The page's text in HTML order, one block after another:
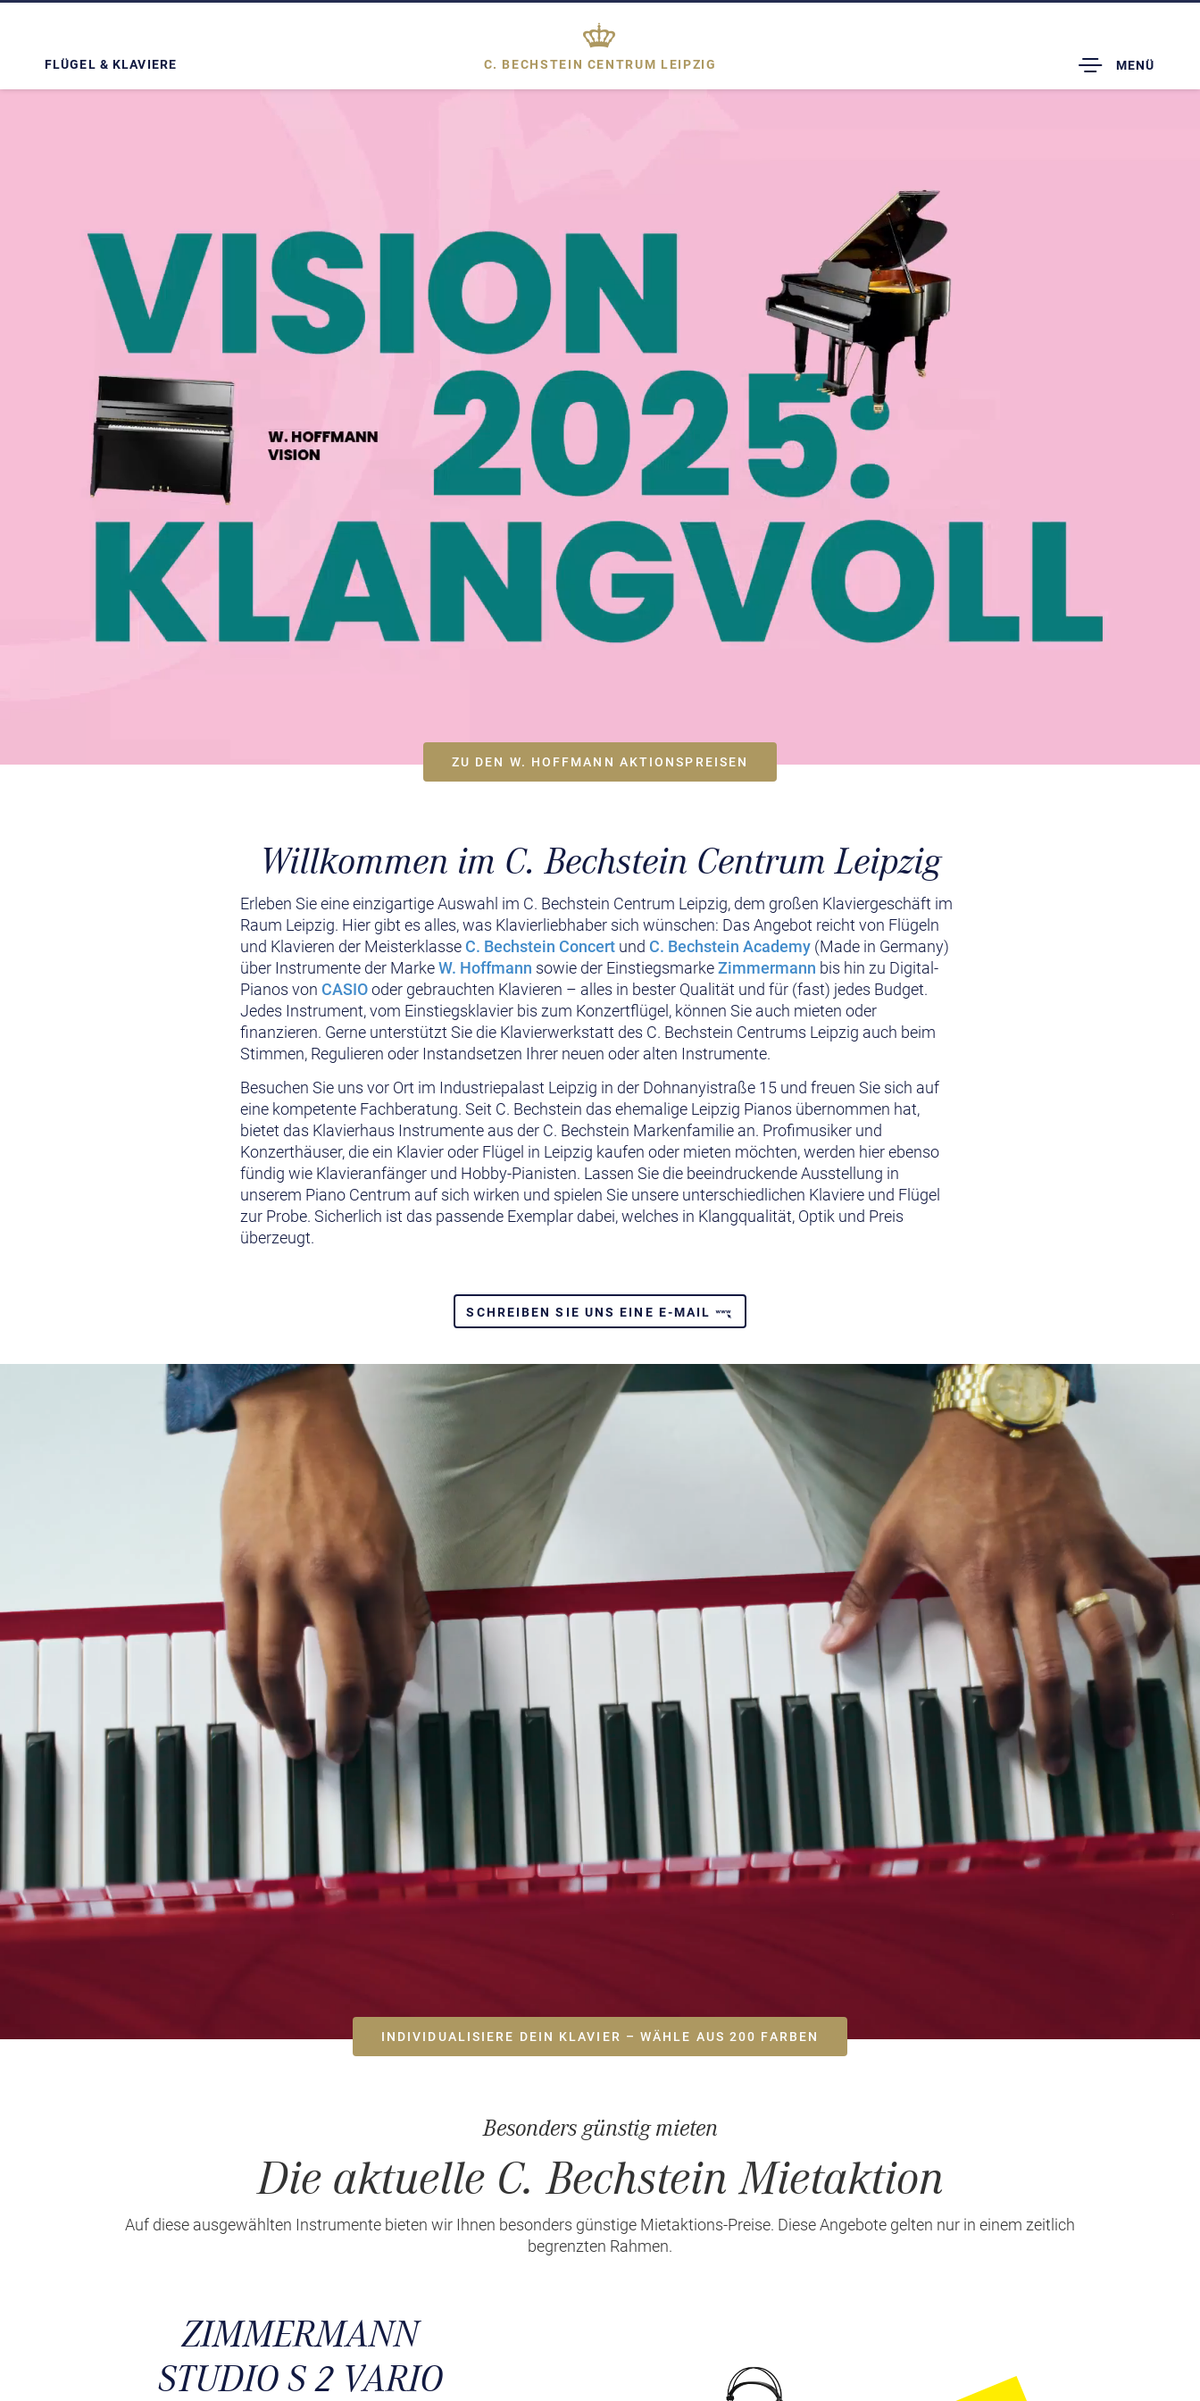
FLÜGEL & KLAVIERE C. BECHSTEIN CENTRUM LEIPZIG
TOGGLE
DROPDOWN
MENÜ
ZU DEN W. HOFFMANN AKTIONSPREISEN
Willkommen im C. Bechstein Centrum Leipzig
Erleben Sie eine einzigartige Auswahl im C. Bechstein Centrum Leipzig, dem großen Klaviergeschäft im
Raum Leipzig. Hier gibt es alles, was Klavierliebhaber sich wünschen: Das Angebot reicht von Flügeln
und Klavieren der Meisterklasse C. Bechstein Concertund C. Bechstein Academy(Made in Germany)
über Instrumente der MarkeW. Hoffmann sowie der EinstiegsmarkeZimmermann bis hin zu Digital-
Pianos von CASIOoder gebrauchten Klavieren – alles in bester Qualität und für (fast) jedes Budget.
Jedes Instrument, vom Einstiegsklavier bis zum Konzertflügel, können Sie auch mieten oder
finanzieren. Gerne unterstützt Sie die Klavierwerkstatt des C. Bechstein Centrums Leipzig auch beim
Stimmen, Regulieren oder Instandsetzen Ihrer neuen oder alten Instrumente.
Besuchen Sie uns vor Ort im Industriepalast Leipzig in der Dohnanyistraße 15 und freuen Sie sich auf
eine kompetente Fachberatung. Seit C. Bechstein das ehemalige Leipzig Pianos übernommen hat,
bietet das Klavierhaus Instrumente aus der C. Bechstein Markenfamilie an. Profimusiker und
Konzerthäuser, die ein Klavier oder Flügel in Leipzig kaufen oder mieten möchten, werden hier ebenso
fündig wie Klavieranfänger und Hobby-Pianisten. Lassen Sie die beeindruckende Ausstellung in
unserem Piano Centrum auf sich wirken und spielen Sie unsere unterschiedlichen Klaviere und Flügel
zur Probe. Sicherlich ist das passende Exemplar dabei, welches in Klangqualität, Optik und Preis
überzeugt.
SCHREIBEN SIE UNS EINE E-MAIL
INDIVIDUALISIERE DEIN KLAVIER – WÄHLE AUS 200 FARBEN
Besonders günstig mieten
Die aktuelle C. Bechstein Mietaktion
Auf diese ausgewählten Instrumente bieten wir Ihnen besonders günstige Mietaktions-Preise. Diese Angebote gelten nur in einem zeitlich
begrenzten Rahmen.
ZIMMERMANN
STUDIO S 2 VARIO